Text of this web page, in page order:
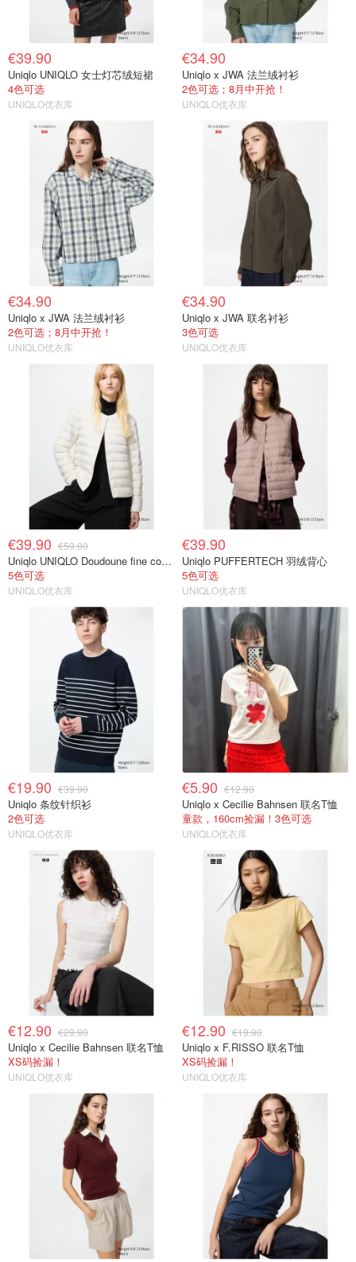
€39.90
Uniqlo UNIQLO 女士灯芯绒短裙
4色可选
UNIQLO优衣库
€34.90
Uniqlo x JWA 法兰绒衬衫
2色可选；8月中开抢！
UNIQLO优衣库
€34.90
Uniqlo x JWA 法兰绒衬衫
2色可选；8月中开抢！
UNIQLO优衣库
€34.90
Uniqlo x JWA 联名衬衫
3色可选
UNIQLO优衣库
€39.90 €59.90
Uniqlo UNIQLO Doudoune fine compacte 女士羽绒服
5色可选
UNIQLO优衣库
€39.90
Uniqlo PUFFERTECH 羽绒背心
5色可选
UNIQLO优衣库
€19.90 €39.90
Uniqlo 条纹针织衫
2色可选
UNIQLO优衣库
€5.90 €12.90
Uniqlo x Cecilie Bahnsen 联名T恤
童款，160cm捡漏！3色可选
UNIQLO优衣库
€12.90 €29.90
Uniqlo x Cecilie Bahnsen 联名T恤
XS码捡漏！
UNIQLO优衣库
€12.90 €19.90
Uniqlo x F.RISSO 联名T恤
XS码捡漏！
UNIQLO优衣库